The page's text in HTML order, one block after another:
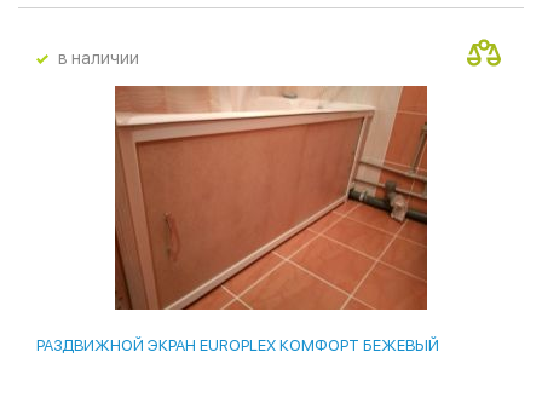
в наличии
РАЗДВИЖНОЙ ЭКРАН EUROPLEX КОМФОРТ БЕЖЕВЫЙ